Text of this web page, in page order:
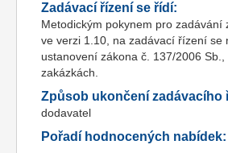
Zadávací řízení se řídí:
Metodickým pokynem pro zadávání
ve verzi 1.10, na zadávací řízení se
ustanovení zákona č. 137/2006 Sb.,
zakázkách.
Způsob ukončení zadávacího
dodavatel
Pořadí hodnocených nabídek: